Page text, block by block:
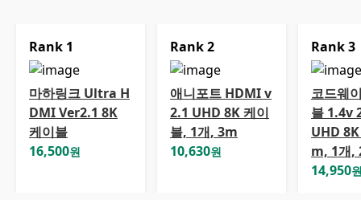
Rank 1
마하링크 Ultra H
DMI Ver2.1 8K
케이블
16,500원
Rank2
애니포트 HDMI v
2.1 UHD 8K 케이
블, 1개, 3m
10,630원
Rank3
코드웨
블 1.4v
UHD
m, 1개,
14,950